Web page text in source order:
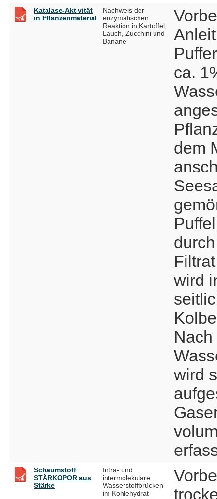
Katalase-Aktivität
in Pflanzenmaterial
Nachweis der
enzymatischen
Reaktion in Kartoffel,
Lauch, Zucchini und
Banane
ca.
dem
wird
wird
Schaumstoff
STÄRKOPOR aus
Stärke
Intra- und
intermolekulare
Wasserstoffbrücken
im Kohlehydrat-